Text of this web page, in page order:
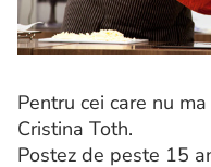
Pentru cei care nu
Cristina Toth.
Postez de peste 15